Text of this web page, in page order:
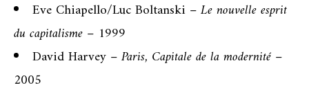
Eve Chiapello/Luc Boltanski –Le nouvelle esprit
du capitalisme – 1999
David Harvey –Paris, Capitale de la modernité –
2005